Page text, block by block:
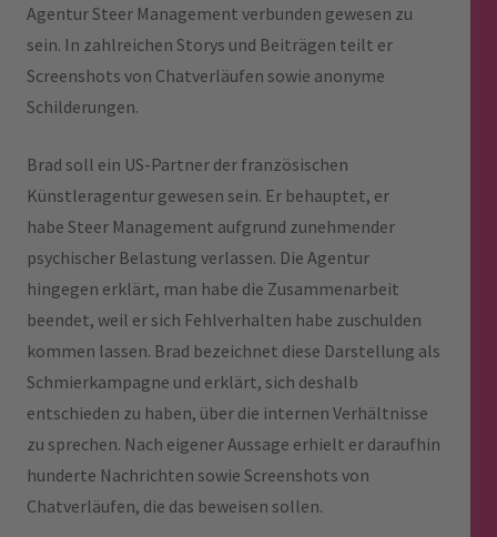
Agentur Steer Management verbunden gewesen zu
sein. In zahlreichen Storys und Beiträgen teilt er
Screenshots von Chatverläufen sowie anonyme
Schilderungen.
Brad soll ein US-Partner der französischen
Künstleragentur gewesen sein. Er behauptet, er
habe Steer Management aufgrund zunehmender
psychischer Belastung verlassen. Die Agentur
hingegen erklärt, man habe die Zusammenarbeit
beendet, weil er sich Fehlverhalten habe zuschulden
kommen lassen. Brad bezeichnet diese Darstellung als
Schmierkampagne und erklärt, sich deshalb
entschieden zu haben, über die internen Verhältnisse
zu sprechen. Nach eigener Aussage erhielt er daraufhin
hunderte Nachrichten sowie Screenshots von
Chatverläufen, die das beweisen sollen.